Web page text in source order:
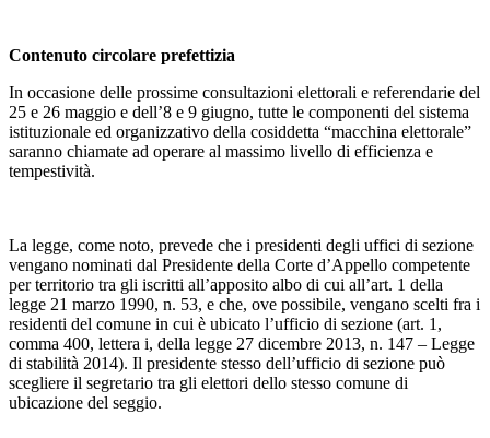
Contenuto circolare prefettizia
In occasione delle prossime consultazioni elettorali e referendarie del
25 e 26 maggio e dell’8 e 9 giugno, tutte le componenti del sistema
istituzionale ed organizzativo della cosiddetta “macchina elettorale”
saranno chiamate ad operare al massimo livello di efficienza e
tempestività.
La legge, come noto, prevede che i presidenti degli uffici di sezione
vengano nominati dal Presidente della Corte d’Appello competente
per territorio tra gli iscritti all’apposito albo di cui all’art. 1 della
legge 21 marzo 1990, n. 53, e che, ove possibile, vengano scelti fra i
residenti del comune in cui è ubicato l’ufficio di sezione (art. 1,
comma 400, lettera i, della legge 27 dicembre 2013, n. 147 – Legge
di stabilità 2014). Il presidente stesso dell’ufficio di sezione può
scegliere il segretario tra gli elettori dello stesso comune di
ubicazione del seggio.